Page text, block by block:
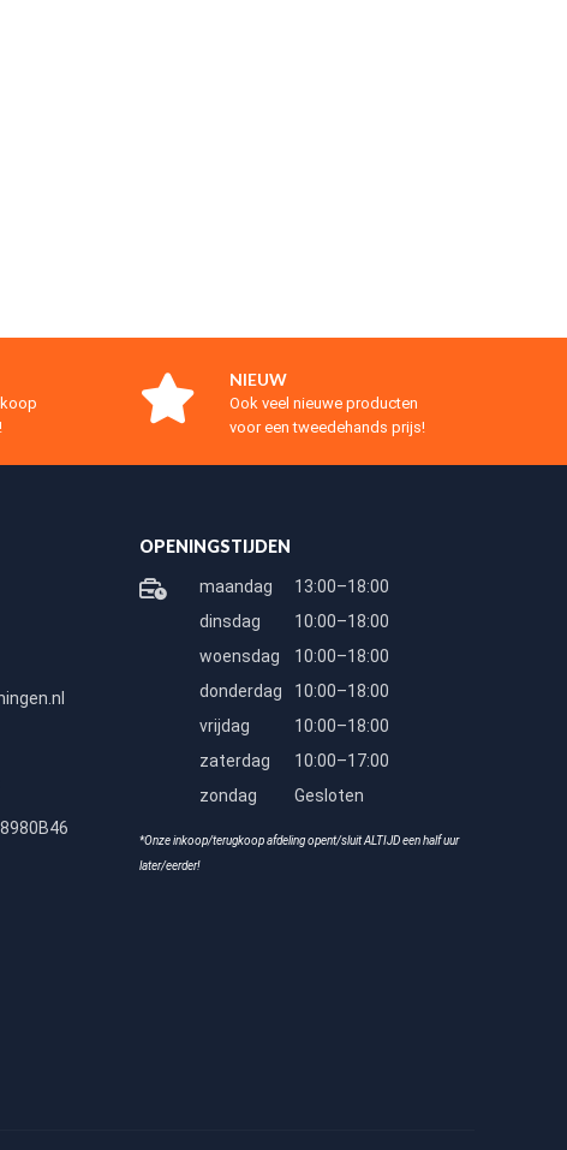
NIEUW
Ook veel nieuwe producten
voor een tweedehands prijs!
OPENINGSTIJDEN
maandag
13:00–18:00
dinsdag
10:00–18:00
woensdag
10:00–18:00
donderdag
10:00–18:00
vrijdag
10:00–18:00
zaterdag
10:00–17:00
zondag
Gesloten
*Onze inkoop/terugkoop afdeling opent/sluit ALTIJD een half uur
later/eerder!